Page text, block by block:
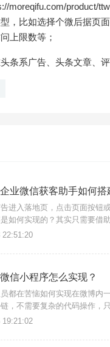
moreqifu.com/product/
，比如选择个微后据页
上限数等；
条系广告、头条文章、
业微信获客助手如何搭
进入落地页，点击页面按钮
如何实现的？其实只需要借
景点击链接跳转企微页面，
22:51:20
信小程序怎么实现？
都在苦恼如何实现在微博内
，不需要复杂的代码操作，
用于微博广告投放、置顶评
19:21:02